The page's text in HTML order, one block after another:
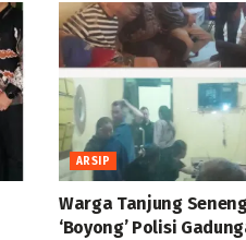
ARSIP
Warga Tanjung
‘Boyong’ Polisi